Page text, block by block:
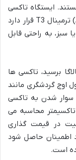
ایستگاه تاکسی
ها در خارج از سالن پروازهای ورودی (Arrivals) ترمینال T3 قرار دارد
سبز، به راحتی قابل
برسید، تاکسی ها
اوج گردشگری مانند
شدن به تاکسی
محاسبه می
در قیمت گذاری
اطمینان حاصل شود
است.